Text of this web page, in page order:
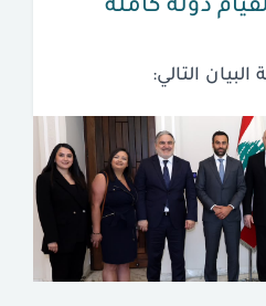
دولة كاملة
التالي: